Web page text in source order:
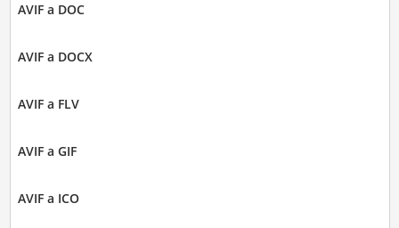
AVIF a DOC
AVIF a DOCX
AVIF a FLV
AVIF a GIF
AVIF a ICO